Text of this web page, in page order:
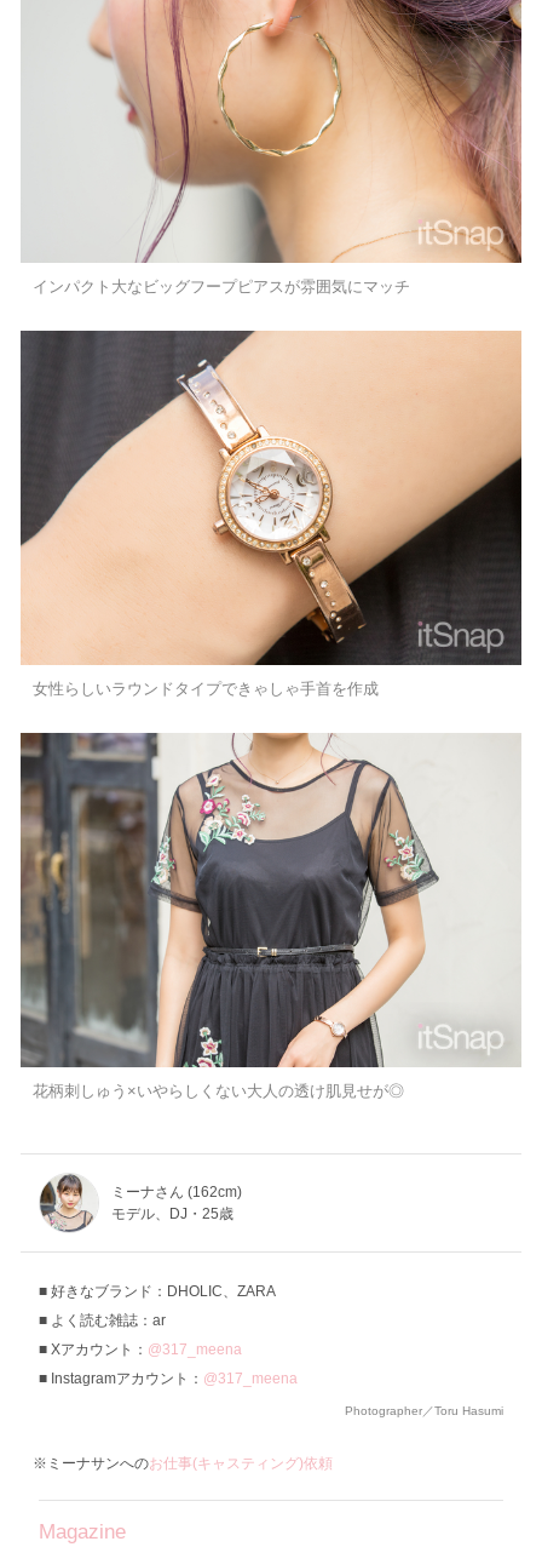
インパクト大なビッグフープピアスが雰囲気にマッチ
女性らしいラウンドタイプできゃしゃ手首を作成
花柄刺しゅう×いやらしくない大人の透け肌見せが◎
ミーナさん (162cm)
モデル、DJ・25歳
好きなブランド：DHOLIC、ZARA
よく読む雑誌：ar
Xアカウント： @317_meena
Instagramアカウント： @317_meena
Photographer／Toru Hasumi
※ミーナサンへのお仕事(キャスティング)依頼
Magazine